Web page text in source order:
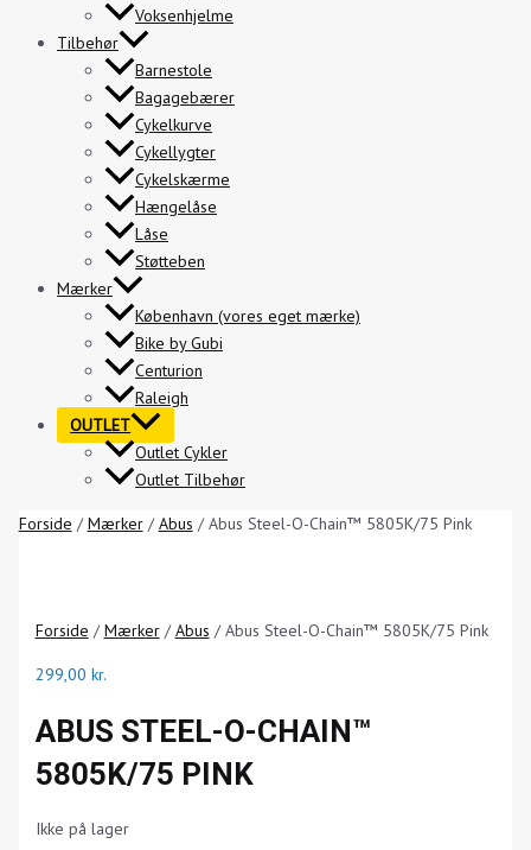
Voksenhjelme
Tilbehør
Barnestole
Bagagebærer
Cykelkurve
Cykellygter
Cykelskærme
Hængelåse
Låse
Støtteben
Mærker
København (vores eget mærke)
Bike by Gubi
Centurion
Raleigh
OUTLET
Outlet Cykler
Outlet Tilbehør
Forside /Mærker/Abus / Abus Steel-O-Chain™ 5805K/75 Pink
Forside /Mærker/Abus / Abus Steel-O-Chain™ 5805K/75 Pink
299,00 kr.
ABUS STEEL-O-CHAIN™
5805K/75 PINK
Ikke på lager